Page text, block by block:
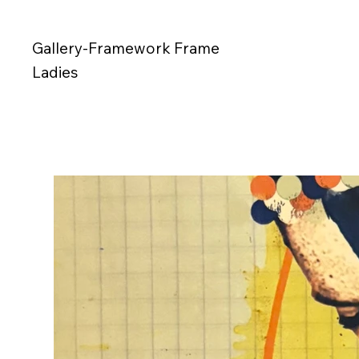
Gallery-Framework Frame
Ladies